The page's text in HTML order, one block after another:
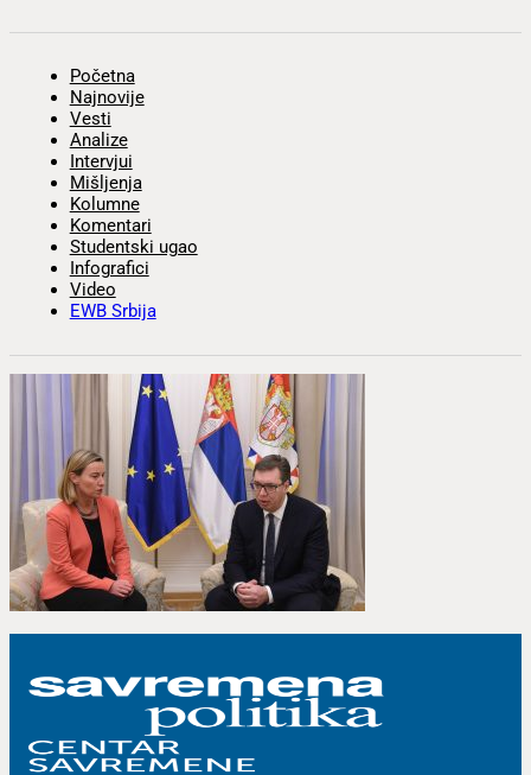
Početna
Najnovije
Vesti
Analize
Intervjui
Mišljenja
Kolumne
Komentari
Studentski ugao
Infografici
Video
EWB Srbija